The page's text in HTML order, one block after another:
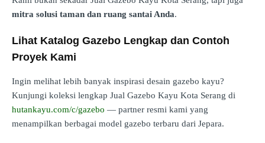
mitra solusi taman dan ruang santai Anda.
Lihat Katalog Gazebo Lengkap dan Contoh
Proyek Kami
Ingin melihat lebih banyak inspirasi desain gazebo kayu?
Kunjungi koleksi lengkap Jual Gazebo Kayu Kota Serang di
hutankayu.com/c/gazebo — partner resmi kami yang
menampilkan berbagai model gazebo terbaru dari Jepara.